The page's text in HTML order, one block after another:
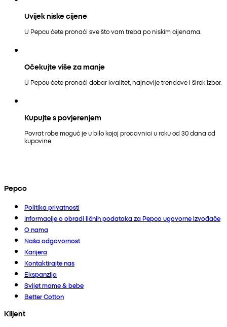
Uvijek niske cijene
U Pepcu ćete pronaći sve što vam treba po niskim cijenama.
Očekujte više za manje
U Pepcu ćete pronaći dobar kvalitet, najnovije trendove i širok izbor.
Kupujte s povjerenjem
Povrat robe moguć je u bilo kojoj prodavnici u roku od 30 dana od
kupovine.
Pepco
Politika privatnosti
Informacije o obradi ličnih podataka za Pepco ugovorne izvođače
O nama
Naša odgovornost
Karijera
Kontaktirajte nas
Ekspanzija
Svijet mame & bebe
Better Cotton
Klijent